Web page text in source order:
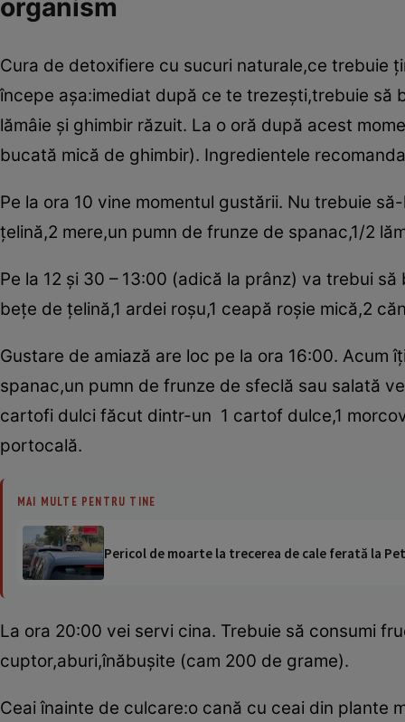
organism
Cura de detoxifiere cu sucuri naturale,ce trebuie
începe aşa:imediat după ce te trezeşti,trebuie să
lămâie şi ghimbir răzuit. La o oră după acest
bucată mică de ghimbir). Ingredientele
Pe la ora 10 vine momentul gustării. Nu trebuie
ţelină,2 mere,un pumn de frunze de spanac,1/2
Pe la 12 şi 30 – 13:00 (adică la prânz) va trebui
beţe de ţelină,1 ardei roşu,1 ceapă roşie mică,2
Gustare de amiază are loc pe la ora 16:00.
spanac,un pumn de frunze de sfeclă sau salată
cartofi dulci făcut dintr-un 1 cartof dulce,1
portocală.
MAI MULTE PENTRU TINE
Pericol de moarte la trecerea de cale ferată la
La ora 20:00 vei servi cina. Trebuie să consumi
cuptor,aburi,înăbuşite (cam 200 de grame).
Ceai înainte de culcare:o cană cu ceai din plante